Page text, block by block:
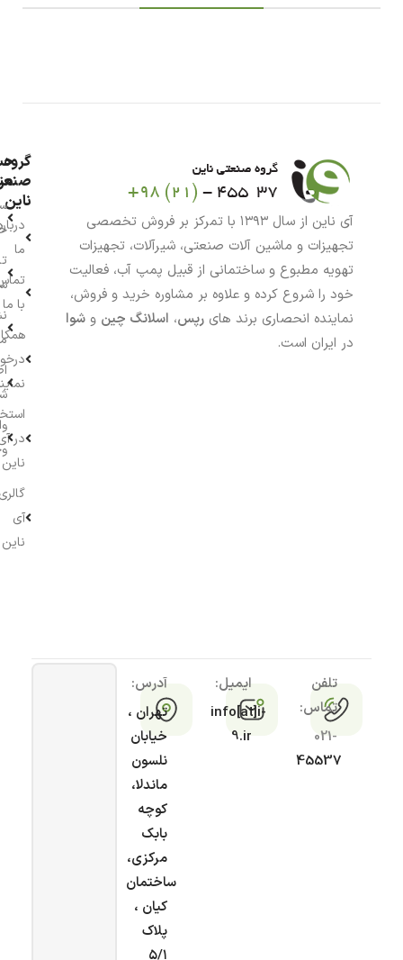
آی ناین از سال ۱۳۹۳ با تمرکز بر فروش تخصصی
تجهیزات و ماشین آلات صنعتی، شیرآلات، تجهیزات
تهویه مطبوع و ساختمانی از قبیل پمپ آب، فعالیت
خود را شروع کرده و علاوه بر مشاوره خرید و فروش،
نماینده انحصاری برند های رپس، اسلانگ چین و شوا
در ایران است.
گروه
ناین
ما
با ما
در
ناین
آی
ناین
تلفن
تماس:
021-
45537
ایمیل:
info[at]i-
9.ir
آدرس:
تهران ،
خیابان
نلسون
ماندلا،
کوچه
بابک
مرکزی،
ساختمان
کیان ،
پلاک